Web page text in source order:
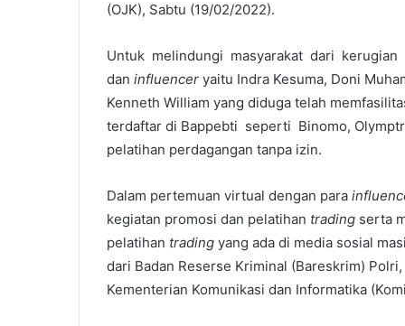
(OJK), Sabtu (19/02/2022).
Untuk melindungi masyarakat dari
dan influencer yaitu Indra Kesuma, Doni
Kenneth William yang diduga telah
terdaftar di Bappebti seperti Binomo,
pelatihan perdagangan tanpa izin.
Dalam pertemuan virtual dengan para
kegiatan promosi dan pelatihan trading serta
pelatihan trading yang ada di media sosial
dari Badan Reserse Kriminal (Bareskrim)
Kementerian Komunikasi dan Informatika